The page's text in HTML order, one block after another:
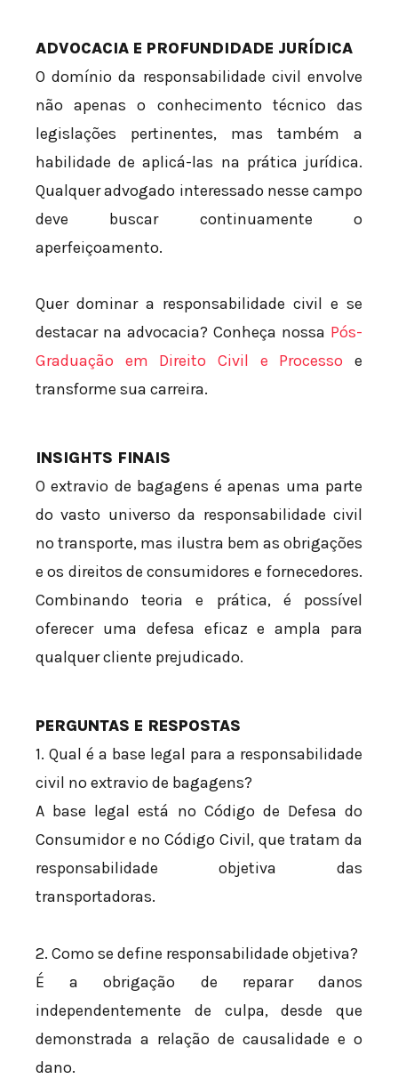
ADVOCACIA E PROFUNDIDADE JURÍDICA
O domínio da responsabilidade civil envolve
não apenas o conhecimento técnico das
legislações pertinentes, mas também a
habilidade de aplicá-las na prática jurídica.
Qualquer advogado interessado nesse campo
deve buscar continuamente o
aperfeiçoamento.
Quer dominar a responsabilidade civil e se
destacar na advocacia? Conheça nossa Pós-
Graduação em Direito Civil e Processo e
transforme sua carreira.
INSIGHTS FINAIS
O extravio de bagagens é apenas uma parte
do vasto universo da responsabilidade civil
no transporte, mas ilustra bem as obrigações
e os direitos de consumidores e fornecedores.
Combinando teoria e prática, é possível
oferecer uma defesa eficaz e ampla para
qualquer cliente prejudicado.
PERGUNTAS E RESPOSTAS
1. Qual é a base legal para a responsabilidade
civil no extravio de bagagens?
A base legal está no Código de Defesa do
Consumidor e no Código Civil, que tratam da
responsabilidade objetiva das
transportadoras.
2. Como se define responsabilidade objetiva?
É a obrigação de reparar danos
independentemente de culpa, desde que
demonstrada a relação de causalidade e o
dano.